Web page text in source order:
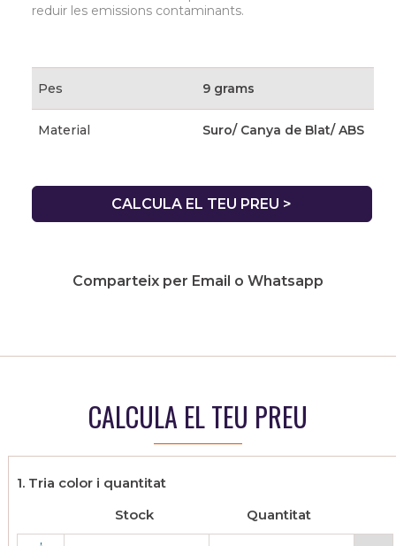
reduir les emissions contaminants.
Pes 9 grams
Material Suro/ Canya de Blat/ ABS
CALCULA EL TEU PREU >
Comparteix per Email o Whatsapp
CALCULA EL TEU PREU
1. Tria color i quantitat
Stock
Quantitat